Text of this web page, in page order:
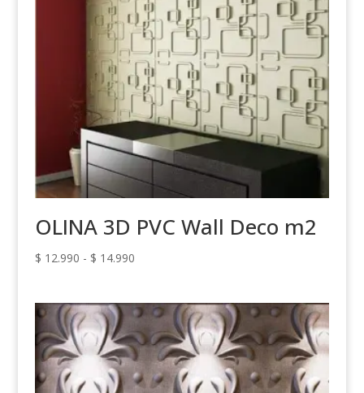
OLINA 3D PVC Wall Deco m2
$ 12.990 - $ 14.990Rango
precios:
desde
$ 12.990
hasta
$ 14.990